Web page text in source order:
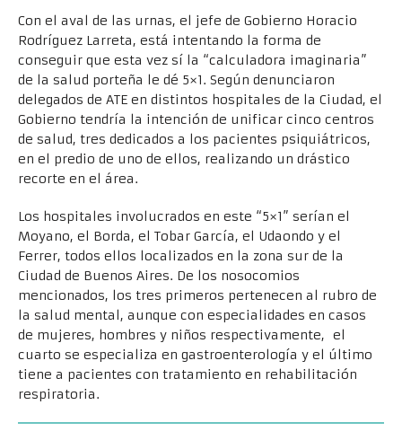
Con el aval de las urnas, el jefe de Gobierno Horacio
Rodríguez Larreta, está intentando la forma de
conseguir que esta vez sí la “calculadora imaginaria”
de la salud porteña le dé 5×1. Según denunciaron
delegados de ATE en distintos hospitales de la Ciudad, el
Gobierno tendría la intención de unificar cinco centros
de salud, tres dedicados a los pacientes psiquiátricos,
en el predio de uno de ellos, realizando un drástico
recorte en el área.
Los hospitales involucrados en este “5×1” serían el
Moyano, el Borda, el Tobar García, el Udaondo y el
Ferrer, todos ellos localizados en la zona sur de la
Ciudad de Buenos Aires. De los nosocomios
mencionados, los tres primeros pertenecen al rubro de
la salud mental, aunque con especialidades en casos
de mujeres, hombres y niños respectivamente, el
cuarto se especializa en gastroenterología y el último
tiene a pacientes con tratamiento en rehabilitación
respiratoria.